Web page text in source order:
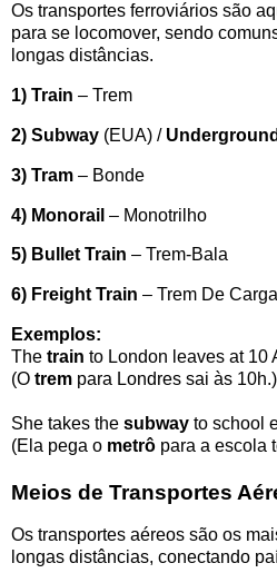
Os transportes ferroviários são
para se locomover, sendo
longas distâncias.
1) Train – Trem
2) Subway (EUA) /Underground
3) Tram – Bonde
4) Monorail – Monotrilho
5) Bullet Train – Trem-Bala
6) Freight Train – Trem De Carga
Exemplos:
The train to London leaves at 10
(O trem para Londres sai às 10h.)
She takes the subway to school
(Ela pega o metrô para a escola
Meios de Transportes
Os transportes aéreos são os
longas distâncias, conectando